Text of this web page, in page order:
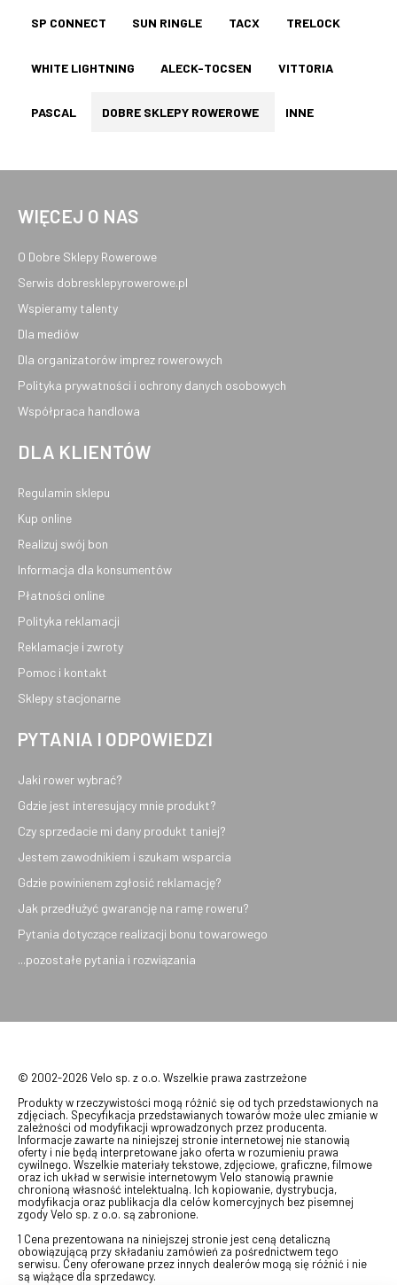
SP CONNECT SUN RINGLE TACX TRELOCK
WHITE LIGHTNING ALECK-TOCSEN VITTORIA
PASCAL DOBRE SKLEPY ROWEROWE INNE
WIĘCEJ O NAS
O Dobre Sklepy Rowerowe
Serwis dobresklepyrowerowe.pl
Wspieramy talenty
Dla mediów
Dla organizatorów imprez rowerowych
Polityka prywatności i ochrony danych osobowych
Współpraca handlowa
DLA KLIENTÓW
Regulamin sklepu
Kup online
Realizuj swój bon
Informacja dla konsumentów
Płatności online
Polityka reklamacji
Reklamacje i zwroty
Pomoc i kontakt
Sklepy stacjonarne
PYTANIA I ODPOWIEDZI
Jaki rower wybrać?
Gdzie jest interesujący mnie produkt?
Czy sprzedacie mi dany produkt taniej?
Jestem zawodnikiem i szukam wsparcia
Gdzie powinienem zgłosić reklamację?
Jak przedłużyć gwarancję na ramę roweru?
Pytania dotyczące realizacji bonu towarowego
...pozostałe pytania i rozwiązania
© 2002-2026 Velo sp. z o.o. Wszelkie prawa zastrzeżone
Produkty w rzeczywistości mogą różnić się od tych przedstawionych na
zdjęciach. Specyfikacja przedstawianych towarów może ulec zmianie w
zależności od modyfikacji wprowadzonych przez producenta.
Informacje zawarte na niniejszej stronie internetowej nie stanowią
oferty i nie będą interpretowane jako oferta w rozumieniu prawa
cywilnego. Wszelkie materiały tekstowe, zdjęciowe, graficzne, filmowe
oraz ich układ w serwisie internetowym Velo stanowią prawnie
chronioną własność intelektualną. Ich kopiowanie, dystrybucja,
modyfikacja oraz publikacja dla celów komercyjnych bez pisemnej
zgody Velo sp. z o.o. są zabronione.
1 Cena prezentowana na niniejszej stronie jest ceną detaliczną
obowiązującą przy składaniu zamówień za pośrednictwem tego
serwisu. Ceny oferowane przez innych dealerów mogą się różnić i nie
są wiążące dla sprzedawcy.